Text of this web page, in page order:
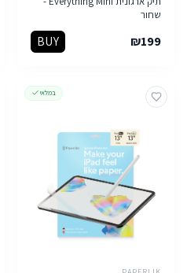
שחור
₪199
BUY
במלאי